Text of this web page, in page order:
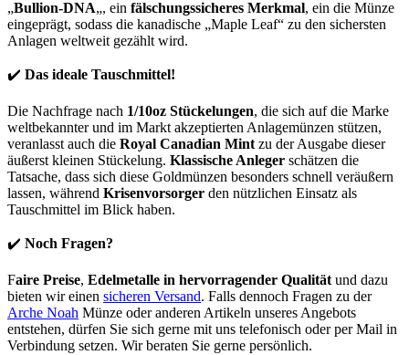
„Bullion-DNA„, ein fälschungssicheres Merkmal, ein die Münze
eingeprägt, sodass die kanadische „Maple Leaf“ zu den sichersten
Anlagen weltweit gezählt wird.
✔️ Das ideale Tauschmittel!
Die Nachfrage nach 1/10oz Stückelungen, die sich auf die Marke
weltbekannter und im Markt akzeptierten Anlagemünzen stützen,
veranlasst auch die Royal Canadian Mint zu der Ausgabe dieser
äußerst kleinen Stückelung. Klassische Anleger schätzen die
Tatsache, dass sich diese Goldmünzen besonders schnell veräußern
lassen, während Krisenvorsorger den nützlichen Einsatz als
Tauschmittel im Blick haben.
✔️ Noch Fragen?
Faire Preise, Edelmetalle in hervorragender Qualität und dazu
bieten wir einen sicheren Versand. Falls dennoch Fragen zu der
Arche Noah Münze oder anderen Artikeln unseres Angebots
entstehen, dürfen Sie sich gerne mit uns telefonisch oder per Mail in
Verbindung setzen. Wir beraten Sie gerne persönlich.